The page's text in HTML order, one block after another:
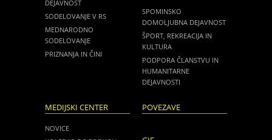
DEJAVNOST
SODELOVANJE V RS
MEDNARODNO
SODELOVANJE
PRIZNANJA IN ČINI
SPOMINSKO
DOMOLJUBNA DEJAVNOST
ŠPORT, REKREACIJA IN
KULTURA
PODPORA ČLANSTVU IN
HUMANITARNE
DEJAVNOSTI
MEDIJSKI CENTER
NOVICE
POVEZAVE